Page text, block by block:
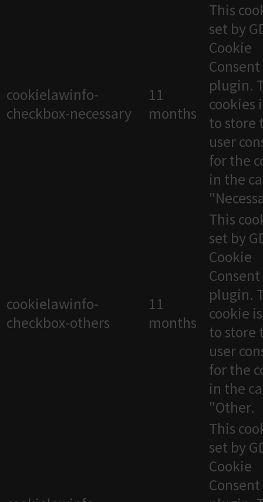
cookielawinfo-
checkbox-necessary
11
months
This
set by
Cookie
Consent
plugin.
cookies
to store
user
for the
in the
cookielawinfo-
checkbox-others
11
months
This
set by
Cookie
Consent
plugin.
cookie
to store
user
for the
in the
"Other.
This
set by
Cookie
Consent